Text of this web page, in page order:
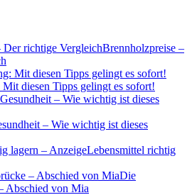
Brennholzpreise –
diesen Tipps gelingt es sofort!
– Wie wichtig ist dieses
Lebensmittel richtig
Die
Abschied von Mia